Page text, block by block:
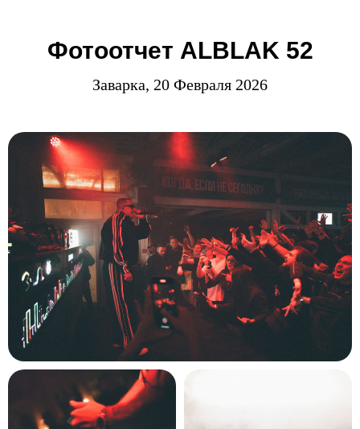
Фотоотчет ALBLAK 52
Заварка, 20 Февраля 2026